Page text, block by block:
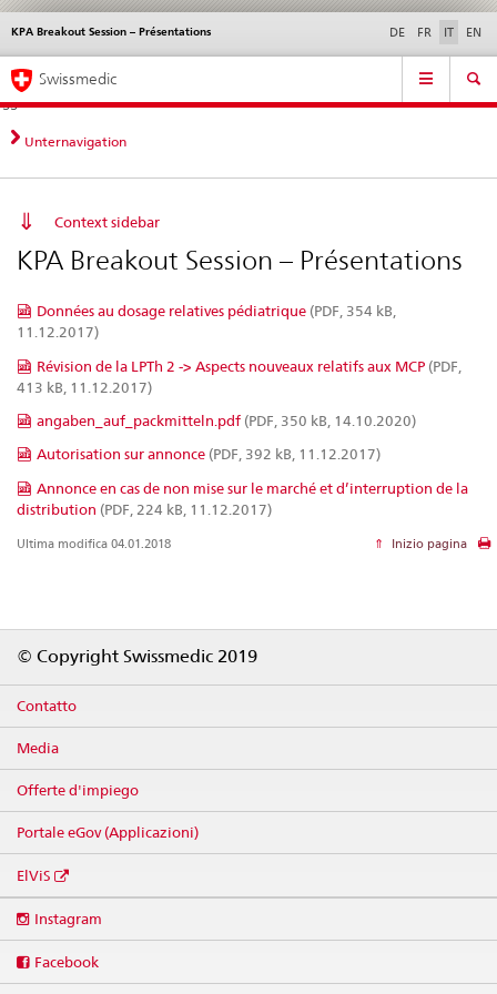
Navigazione
diretta:
novità,
aspetti
contatto
Novità &
norme
Contatto | Supporto &
aiuto
KPA Breakout Session – Présentations DE FR IT EN
Service
Navigation
Swissmedic
Unternavigation
Context sidebar
KPA Breakout Session – Présentations
Données au dosage relatives pédiatrique (PDF, 354 kB,
11.12.2017)
Révision de la LPTh 2 -> Aspects nouveaux relatifs aux MCP (PDF,
413 kB, 11.12.2017)
angaben_auf_packmitteln.pdf (PDF, 350 kB, 14.10.2020)
Autorisation sur annonce (PDF, 392 kB, 11.12.2017)
Annonce en cas de non mise sur le marché et d’interruption de la
distribution (PDF, 224 kB, 11.12.2017)
Ultima modifica 04.01.2018 Inizio pagina
© Copyright Swissmedic 2019
Contatto
Media
Offerte d'impiego
Portale eGov (Applicazioni)
ElViS
media
Instagram
Facebook